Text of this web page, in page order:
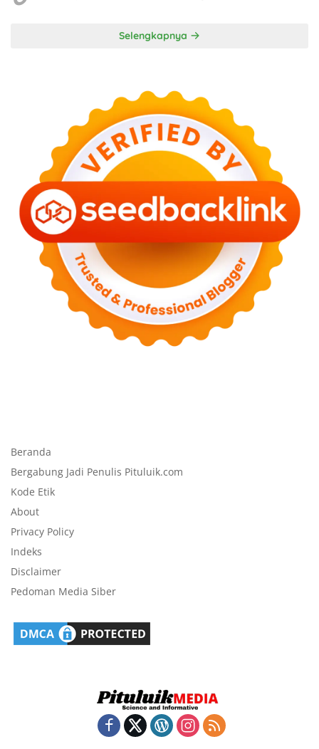
Selengkapnya
Beranda
Bergabung Jadi Penulis Pituluik.com
Kode Etik
About
Privacy Policy
Indeks
Disclaimer
Pedoman Media Siber